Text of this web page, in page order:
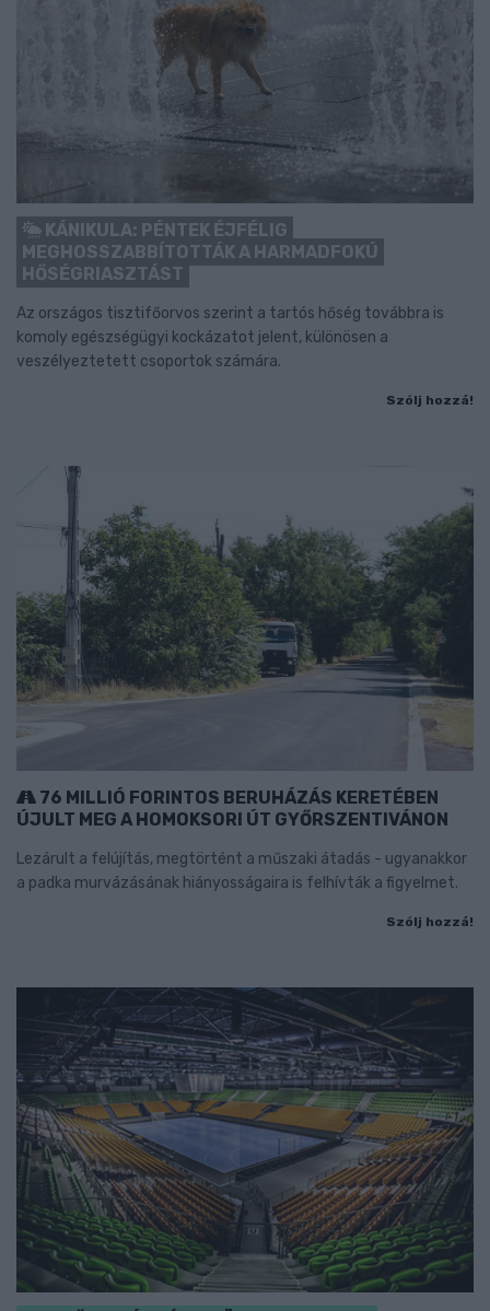
KÁNIKULA: PÉNTEK ÉJFÉLIG
MEGHOSSZABBÍTOTTÁK A HARMADFOKÚ
HŐSÉGRIASZTÁST
Az országos tisztifőorvos szerint a tartós hőség továbbra is
komoly egészségügyi kockázatot jelent, különösen a
veszélyeztetett csoportok számára.
Szólj hozzá!
76 MILLIÓ FORINTOS BERUHÁZÁS KERETÉBEN
ÚJULT MEG A HOMOKSORI ÚT GYŐRSZENTIVÁNON
Lezárult a felújítás, megtörtént a műszaki átadás - ugyanakkor
a padka murvázásának hiányosságaira is felhívták a figyelmet.
Szólj hozzá!